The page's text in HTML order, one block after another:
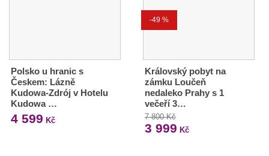
Polsko u hranic s
Českem: Lázně
Kudowa-Zdrój v Hotelu
Kudowa …
4 599 Kč
-49 %
Královský pobyt na
zámku Loučeň
nedaleko Prahy s 1
večeří 3…
7 800 Kč
3 999 Kč